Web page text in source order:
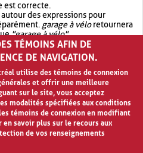
est correcte.
des expressions pour
garage à véloretournera
"garage à vélo".
avec OR.garage OR vélo
résultat quegarage à vélo
TÉMOINS AFIN DE
DE NAVIGATION.
utilise des témoins de connexion
et offrir une meilleure
sur le site, vous acceptez
modalités spécifiées aux conditions
témoins de connexion en modifiant
savoir plus sur le recours aux
de vos renseignements